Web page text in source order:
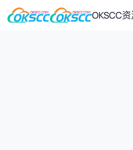
跳转到帖子
OKSCC